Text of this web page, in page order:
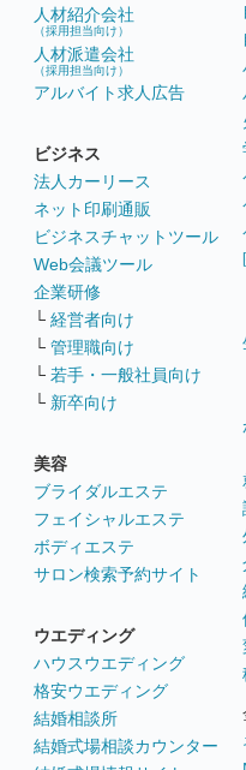
人材紹介会社
（採用担当向け）
人材派遣会社
（採用担当向け）
アルバイト求人広告
ビジネス
法人カーリース
ネット印刷通販
ビジネスチャットツール
Web会議ツール
企業研修
└ 経営者向け
└ 管理職向け
└ 若手・一般社員向け
└ 新卒向け
美容
ブライダルエステ
フェイシャルエステ
ボディエステ
サロン検索予約サイト
ウエディング
ハウスウエディング
格安ウエディング
結婚相談所
結婚式場相談カウンター